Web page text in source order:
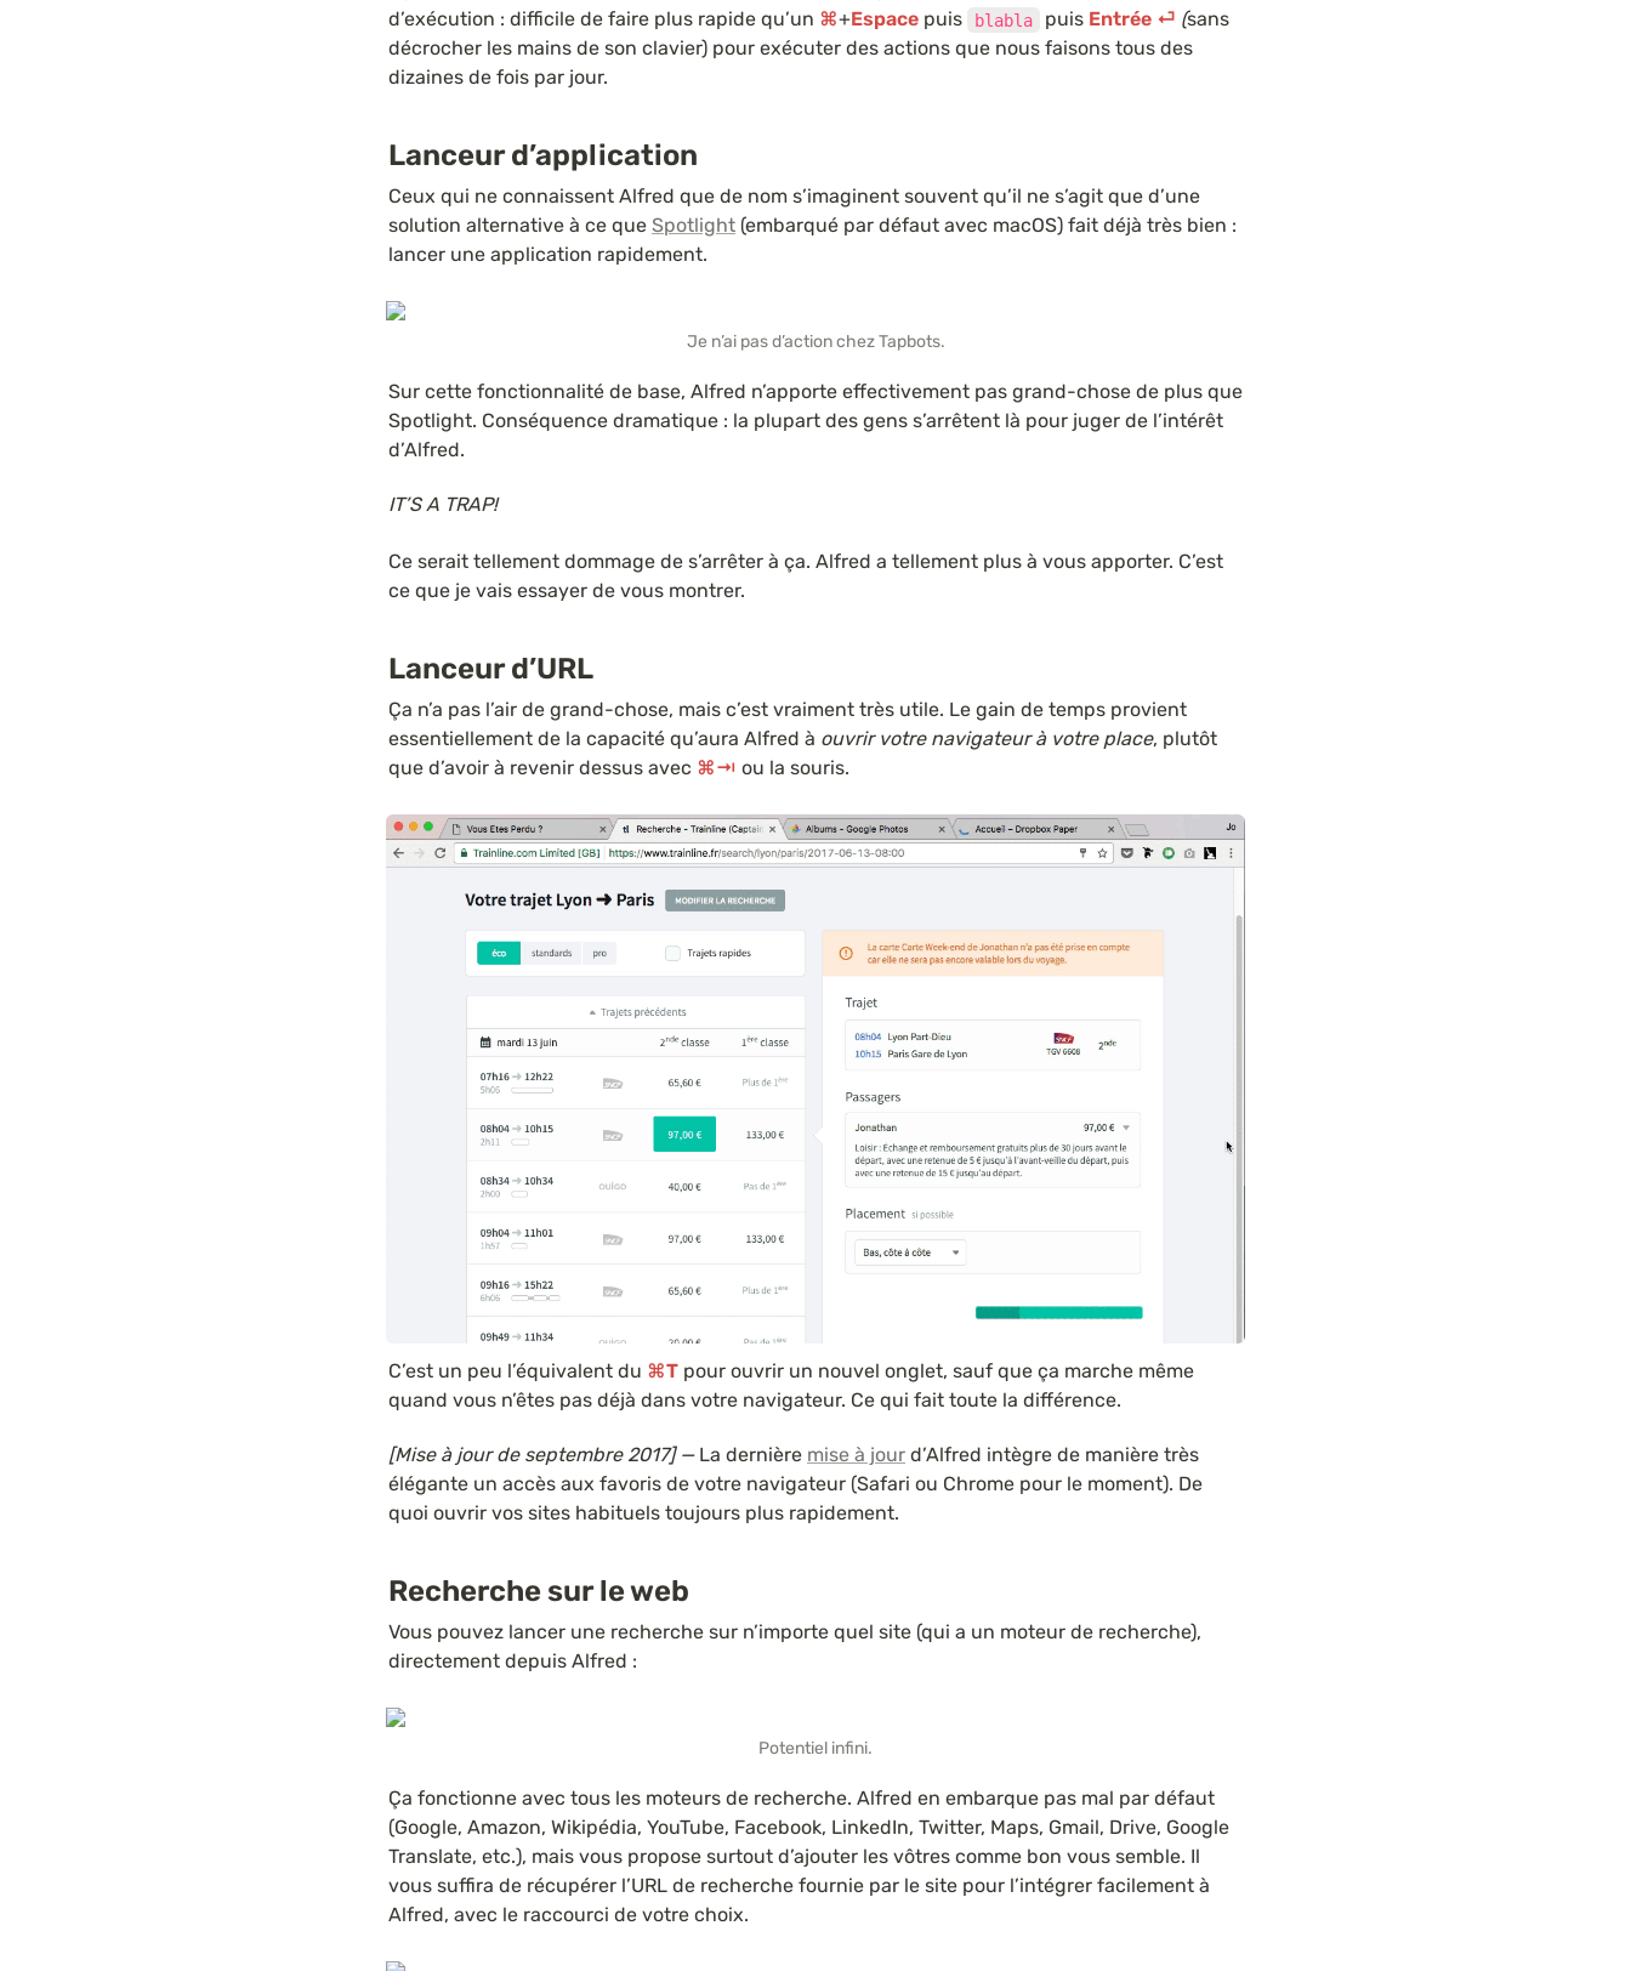
d’exécution : difficile de faire plus rapide qu’un ⌘+Espace puis blabla puis Entrée ⏎ (sans
décrocher les mains de son clavier) pour exécuter des actions que nous faisons tous des
dizaines de fois par jour.
Lanceur d’application
Ceux qui ne connaissent Alfred que de nom s’imaginent souvent qu’il ne s’agit que d’une
solution alternative à ce que Spotlight (embarqué par défaut avec macOS) fait déjà très bien :
lancer une application rapidement.
Je n’ai pas d’action chez Tapbots.
Sur cette fonctionnalité de base, Alfred n’apporte effectivement pas grand-chose de plus que
Spotlight. Conséquence dramatique : la plupart des gens s’arrêtent là pour juger de l’intérêt
d’Alfred.
IT’S A TRAP!
Ce serait tellement dommage de s’arrêter à ça. Alfred a tellement plus à vous apporter. C’est
ce que je vais essayer de vous montrer.
Lanceur d’URL
Ça n’a pas l’air de grand-chose, mais c’est vraiment très utile. Le gain de temps provient
essentiellement de la capacité qu’aura Alfred à ouvrir votre navigateur à votre place, plutôt
que d’avoir à revenir dessus avec ⌘⇥ ou la souris.
C’est un peu l’équivalent du ⌘T pour ouvrir un nouvel onglet, sauf que ça marche même
quand vous n’êtes pas déjà dans votre navigateur. Ce qui fait toute la différence.
[Mise à jour de septembre 2017] — La dernière mise à jour d’Alfred intègre de manière très
élégante un accès aux favoris de votre navigateur (Safari ou Chrome pour le moment). De
quoi ouvrir vos sites habituels toujours plus rapidement.
Recherche sur le web
Vous pouvez lancer une recherche sur n’importe quel site (qui a un moteur de recherche),
directement depuis Alfred :
Potentiel infini.
Ça fonctionne avec tous les moteurs de recherche. Alfred en embarque pas mal par défaut
(Google, Amazon, Wikipédia, YouTube, Facebook, LinkedIn, Twitter, Maps, Gmail, Drive, Google
Translate, etc.), mais vous propose surtout d’ajouter les vôtres comme bon vous semble. Il
vous suffira de récupérer l’URL de recherche fournie par le site pour l’intégrer facilement à
Alfred, avec le raccourci de votre choix.